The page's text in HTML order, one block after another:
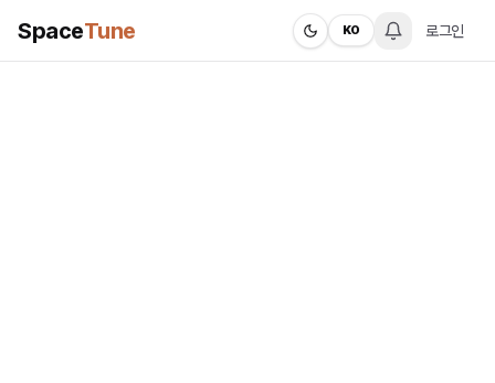
SpaceTune KO 로그인